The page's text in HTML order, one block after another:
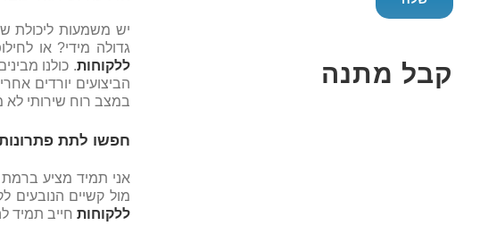
יש משמעות ליכולת
גדולה מידי? או
ללקוחות. כולנו
הביצועים יורדים
במצב רוח שירותי לא
חפשו לתת
אני תמיד מציע
מול קשיים הנובעים
ללקוחות חייב תמיד
קבל מתנה